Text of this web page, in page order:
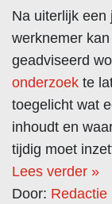
Na uiterlijk een
werknemer
geadviseerd
onderzoek te
toegelicht wat
inhoudt en
tijdig moet
Lees verder »
Door: Redactie